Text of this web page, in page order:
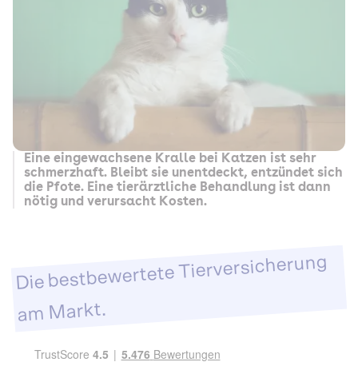
Eine eingewachsene Kralle bei Katzen ist sehr
schmerzhaft. Bleibt sie unentdeckt, entzündet sich
die Pfote. Eine tierärztliche Behandlung ist dann
nötig und verursacht Kosten.
Die bestbewertete Tierversicherung
am Markt.